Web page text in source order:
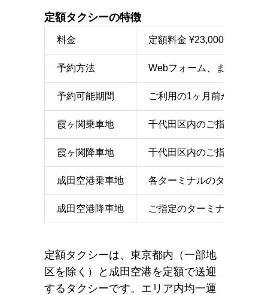
定額タクシーの特徴
料金 定額料金 ¥23,000〜（別途
予約方法 Webフォーム、または電話
予約可能期間 ご利用の1ヶ月前から1時間
霞ヶ関乗車地 千代田区内のご指定の地点
霞ヶ関降車地 千代田区内のご指定の地点
成田空港乗車地 各ターミナルのタクシー乗
成田空港降車地 ご指定のターミナルのエン
定額タクシーは、東京都内（一部地
区を除く）と成田空港を定額で送迎
するタクシーです。エリア内均一運